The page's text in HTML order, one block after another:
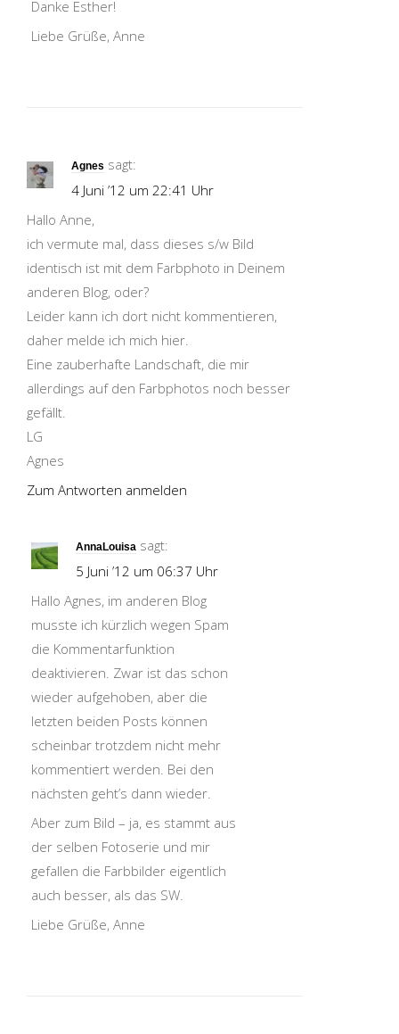
Danke Esther!
Liebe Grüße, Anne
Agnes sagt:
4 Juni ’12 um 22:41 Uhr
Hallo Anne,
ich vermute mal, dass dieses s/w Bild
identisch ist mit dem Farbphoto in Deinem
anderen Blog, oder?
Leider kann ich dort nicht kommentieren,
daher melde ich mich hier.
Eine zauberhafte Landschaft, die mir
allerdings auf den Farbphotos noch besser
gefällt.
LG
Agnes
Zum Antworten anmelden
AnnaLouisa sagt:
5 Juni ’12 um 06:37 Uhr
Hallo Agnes, im anderen Blog
musste ich kürzlich wegen Spam
die Kommentarfunktion
deaktivieren. Zwar ist das schon
wieder aufgehoben, aber die
letzten beiden Posts können
scheinbar trotzdem nicht mehr
kommentiert werden. Bei den
nächsten geht’s dann wieder.
Aber zum Bild – ja, es stammt aus
der selben Fotoserie und mir
gefallen die Farbbilder eigentlich
auch besser, als das SW.
Liebe Grüße, Anne